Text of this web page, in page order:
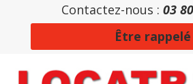
Contactez-nous : 03
Être rappelé